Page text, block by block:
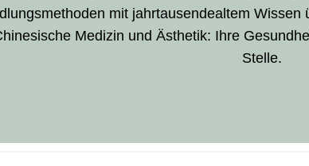
mit jahrtausendealtem
Medizin und Ästhetik: Ihre
Stelle.